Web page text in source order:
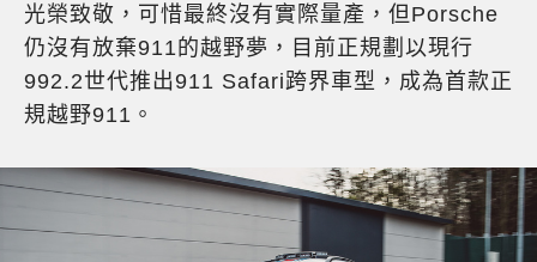
光榮致敬，可惜最終沒有實際量產，但Porsche
仍沒有放棄911的越野夢，目前正規劃以現行
992.2世代推出911 Safari跨界車型，成為首款正
規越野911。